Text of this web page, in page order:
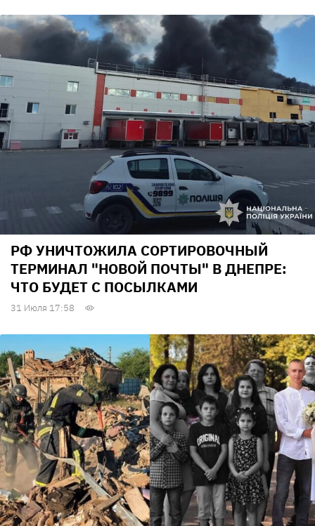
РФ УНИЧТОЖИЛА СОРТИРОВОЧНЫЙ
ТЕРМИНАЛ "НОВОЙ ПОЧТЫ" В ДНЕПРЕ:
ЧТО БУДЕТ С ПОСЫЛКАМИ
31 Июля 17:58